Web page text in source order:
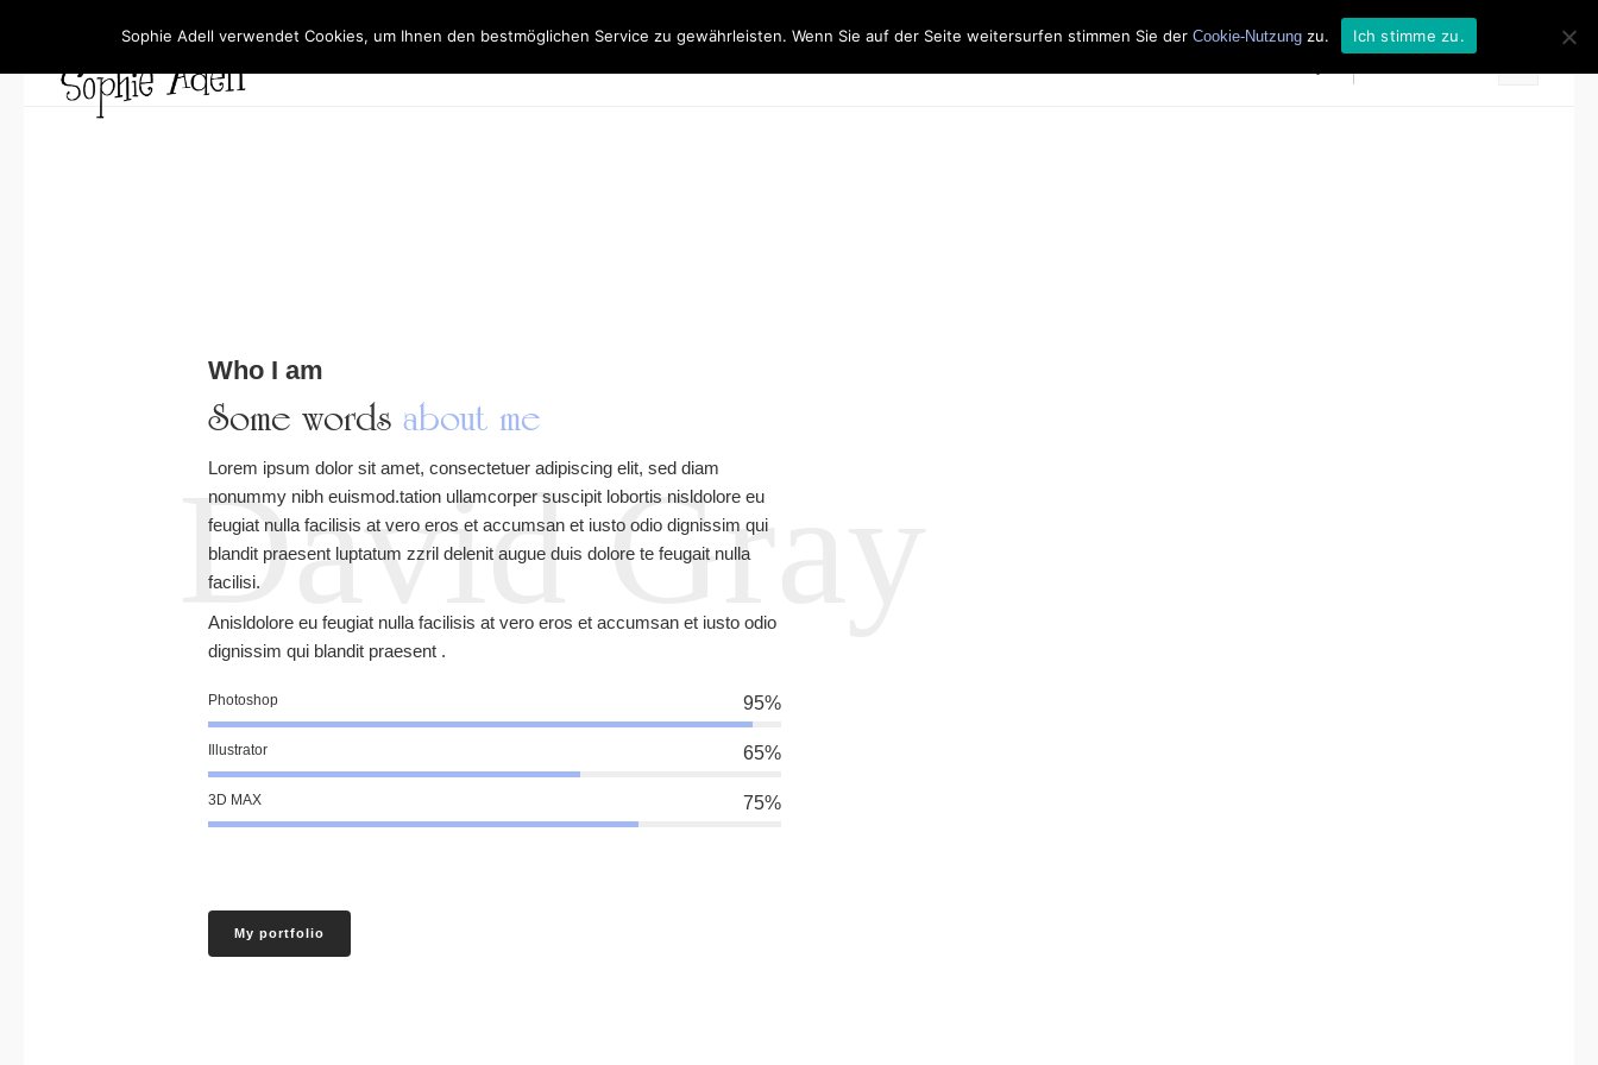
Who I am
Some words about me
Lorem ipsum dolor sit amet, consectetuer adipiscing elit, sed diam
nonummy nibh euismod.tation ullamcorper suscipit lobortis nisldolore eu
feugiat nulla facilisis at vero eros et accumsan et iusto odio dignissim qui
blandit praesent luptatum zzril delenit augue duis dolore te feugait nulla
facilisi.
Anisldolore eu feugiat nulla facilisis at vero eros et accumsan et iusto odio
dignissim qui blandit praesent .
Photoshop 95%
Illustrator 65%
3D MAX 75%
My portfolio
David Gray
Sophie Adell verwendet Cookies, um Ihnen den bestmöglichen Service zu gewährleisten. Wenn Sie auf der Seite weitersurfen stimmen Sie derCookie-Nutzung zu. Ich stimme zu.